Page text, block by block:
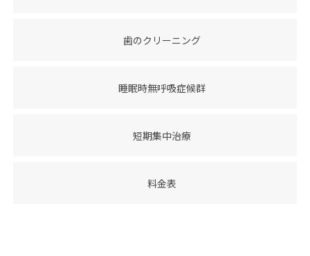
歯のクリーニング
睡眠時無呼吸症候群
短期集中治療
料金表